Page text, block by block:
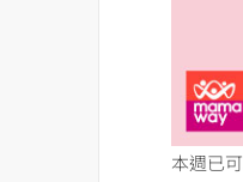
本週已